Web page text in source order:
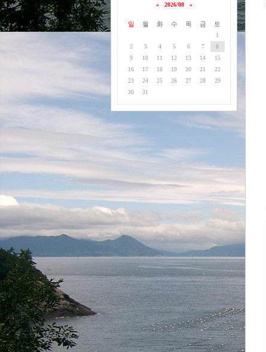
« 2026/08 »
일 월 화 수 목 금 토
1
2
3 4 5 6 7
8
9
10 11 12 13 14
15
16
17 18 19 20 21
22
23
24 25 26 27 28
29
30
31